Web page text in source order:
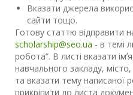
Вказати джерела
сайти тощо.
Готову статтю відправити
scholarship@seo.ua - в темі
робота”. В листі вказати
навчального закладу,
та вказати тему написаної
прикріпити до листа